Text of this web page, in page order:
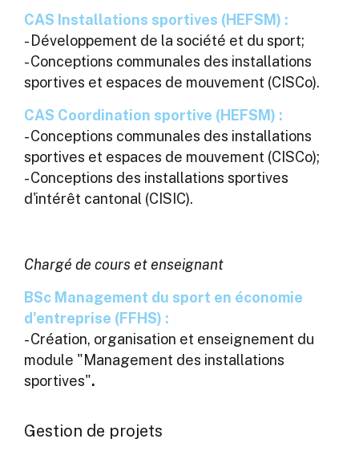
CAS Installations sportives (HEFSM) :
- Développement de la société et du sport;
- Conceptions communales des installations
sportives et espaces de mouvement (CISCo).
CAS Coordination sportive (HEFSM) :
- Conceptions communales des installations
sportives et espaces de mouvement (CISCo);
- Conceptions des installations sportives
d'intérêt cantonal (CISIC).
Chargé de cours et enseignant
BSc Management du sport en économie
d'entreprise (FFHS) :
- Création, organisation et enseignement du
module "Management des installations
sportives".
Gestion de projets